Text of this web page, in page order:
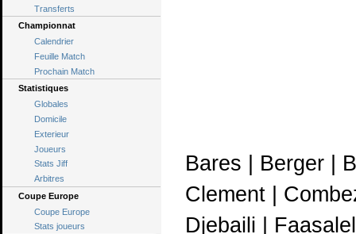
Transferts
Championnat
Calendrier
Feuille Match
Prochain Match
Statistiques
Globales
Domicile
Exterieur
Joueurs
Stats Jiff
Arbitres
Coupe Europe
Coupe Europe
Stats joueurs
Bares | Berger |
Clement |
Djebaili |